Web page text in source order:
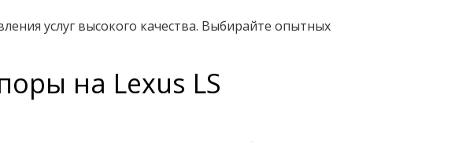
услуг высокого качества. Выбирайте опытных
на Lexus LS